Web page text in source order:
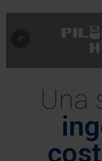
Seleziona la tua lingua
IT
Una